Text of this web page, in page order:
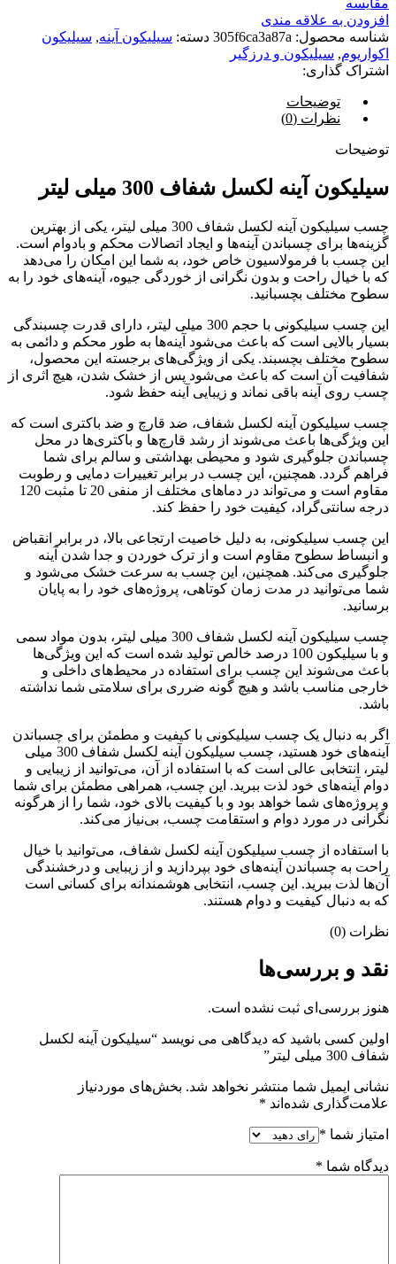
افزودن به علاقه مندی
شناسه محصول: 305f6ca3a87a دسته: سیلیکون آینه, سیلیکون
اکواریوم, سیلیکون و درزگیر
اشتراک گذاری:
توضیحات
نظرات (0)
توضیحات
سیلیکون آینه لکسل شفاف 300 میلی لیتر
چسب سیلیکون آینه لکسل شفاف 300 میلی لیتر، یکی از بهترین
گزینه‌ها برای چسباندن آینه‌ها و ایجاد اتصالات محکم و بادوام است.
این چسب با فرمولاسیون خاص خود، به شما این امکان را می‌دهد
که با خیال راحت و بدون نگرانی از خوردگی جیوه، آینه‌های خود را به
سطوح مختلف بچسبانید.
این چسب سیلیکونی با حجم 300 میلی لیتر، دارای قدرت چسبندگی
بسیار بالایی است که باعث می‌شود آینه‌ها به طور محکم و دائمی به
سطوح مختلف بچسبند. یکی از ویژگی‌های برجسته این محصول،
شفافیت آن است که باعث می‌شود پس از خشک شدن، هیچ اثری از
چسب روی آینه باقی نماند و زیبایی آینه حفظ شود.
چسب سیلیکون آینه لکسل شفاف، ضد قارچ و ضد باکتری است که
این ویژگی‌ها باعث می‌شوند از رشد قارچ‌ها و باکتری‌ها در محل
چسباندن جلوگیری شود و محیطی بهداشتی و سالم برای شما
فراهم گردد. همچنین، این چسب در برابر تغییرات دمایی و رطوبت
مقاوم است و می‌تواند در دماهای مختلف از منفی 20 تا مثبت 120
درجه سانتی‌گراد، کیفیت خود را حفظ کند.
این چسب سیلیکونی، به دلیل خاصیت ارتجاعی بالا، در برابر انقباض
و انبساط سطوح مقاوم است و از ترک خوردن و جدا شدن آینه
جلوگیری می‌کند. همچنین، این چسب به سرعت خشک می‌شود و
شما می‌توانید در مدت زمان کوتاهی، پروژه‌های خود را به پایان
برسانید.
چسب سیلیکون آینه لکسل شفاف 300 میلی لیتر، بدون مواد سمی
و با سیلیکون 100 درصد خالص تولید شده است که این ویژگی‌ها
باعث می‌شوند این چسب برای استفاده در محیط‌های داخلی و
خارجی مناسب باشد و هیچ گونه ضرری برای سلامتی شما نداشته
باشد.
اگر به دنبال یک چسب سیلیکونی با کیفیت و مطمئن برای چسباندن
آینه‌های خود هستید، چسب سیلیکون آینه لکسل شفاف 300 میلی
لیتر، انتخابی عالی است که با استفاده از آن، می‌توانید از زیبایی و
دوام آینه‌های خود لذت ببرید. این چسب، همراهی مطمئن برای شما
و پروژه‌های شما خواهد بود و با کیفیت بالای خود، شما را از هرگونه
نگرانی در مورد دوام و استقامت چسب، بی‌نیاز می‌کند.
با استفاده از چسب سیلیکون آینه لکسل شفاف، می‌توانید با خیال
راحت به چسباندن آینه‌های خود بپردازید و از زیبایی و درخشندگی
آن‌ها لذت ببرید. این چسب، انتخابی هوشمندانه برای کسانی است
که به دنبال کیفیت و دوام هستند.
نظرات (0)
نقد و بررسی‌ها
هنوز بررسی‌ای ثبت نشده است.
اولین کسی باشید که دیدگاهی می نویسد “سیلیکون آینه لکسل
شفاف 300 میلی لیتر”
نشانی ایمیل شما منتشر نخواهد شد. بخش‌های موردنیاز
علامت‌گذاری شده‌اند *
امتیاز شما *
دیدگاه شما *